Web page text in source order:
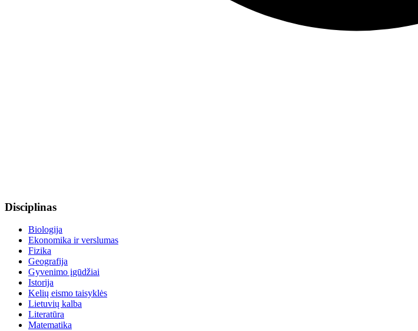
Disciplinas
Biologija
Ekonomika ir verslumas
Fizika
Geografija
Gyvenimo įgūdžiai
Istorija
Kelių eismo taisyklės
Lietuvių kalba
Literatūra
Matematika